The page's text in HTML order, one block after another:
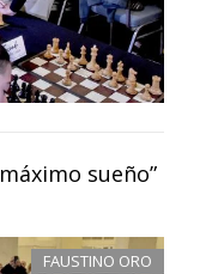
sueño”
FAUSTINO ORO